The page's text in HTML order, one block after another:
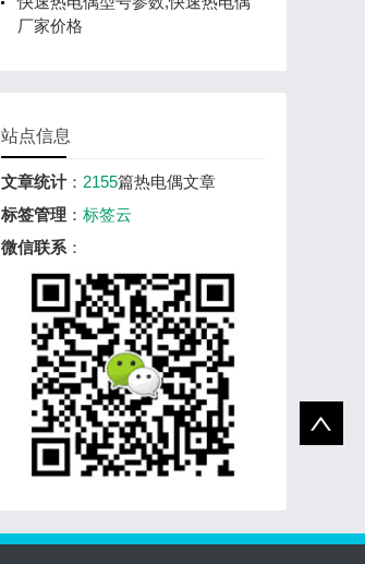
厂家价格
站点信息
文章统计： 2155篇热电偶文章
标签管理 ： 标签云
微信联系 ：